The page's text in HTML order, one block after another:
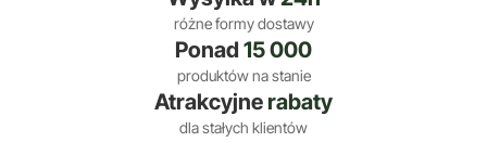
różne formy dostawy
Ponad 15 000
produktów na stanie
Atrakcyjnerabaty
dla stałych klientów